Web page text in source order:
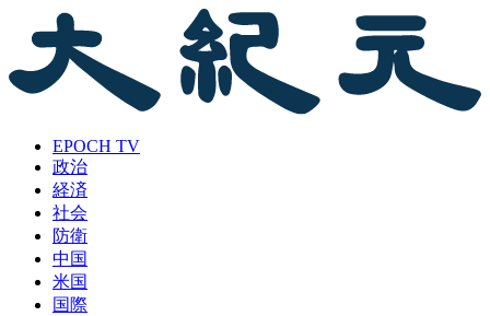
EPOCH TV
政治
経済
社会
防衛
中国
米国
国際